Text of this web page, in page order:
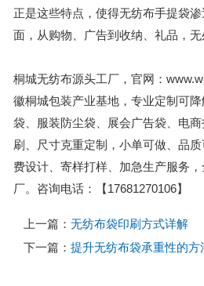
正是这些特点，使得无纺布手提袋
面，从购物、广告到收纳、礼品，无
桐城无纺布源头工厂，官网：
徽桐城包装产业基地，专业定制可
袋、服装防尘袋、展会广告袋、电
刷、尺寸克重定制，小单可做、品
费设计、寄样打样、加急生产服务
厂。咨询电话：【17681270106】
上一篇： 无纺布袋印刷方式详解
下一篇： 提升无纺布袋承重性的方